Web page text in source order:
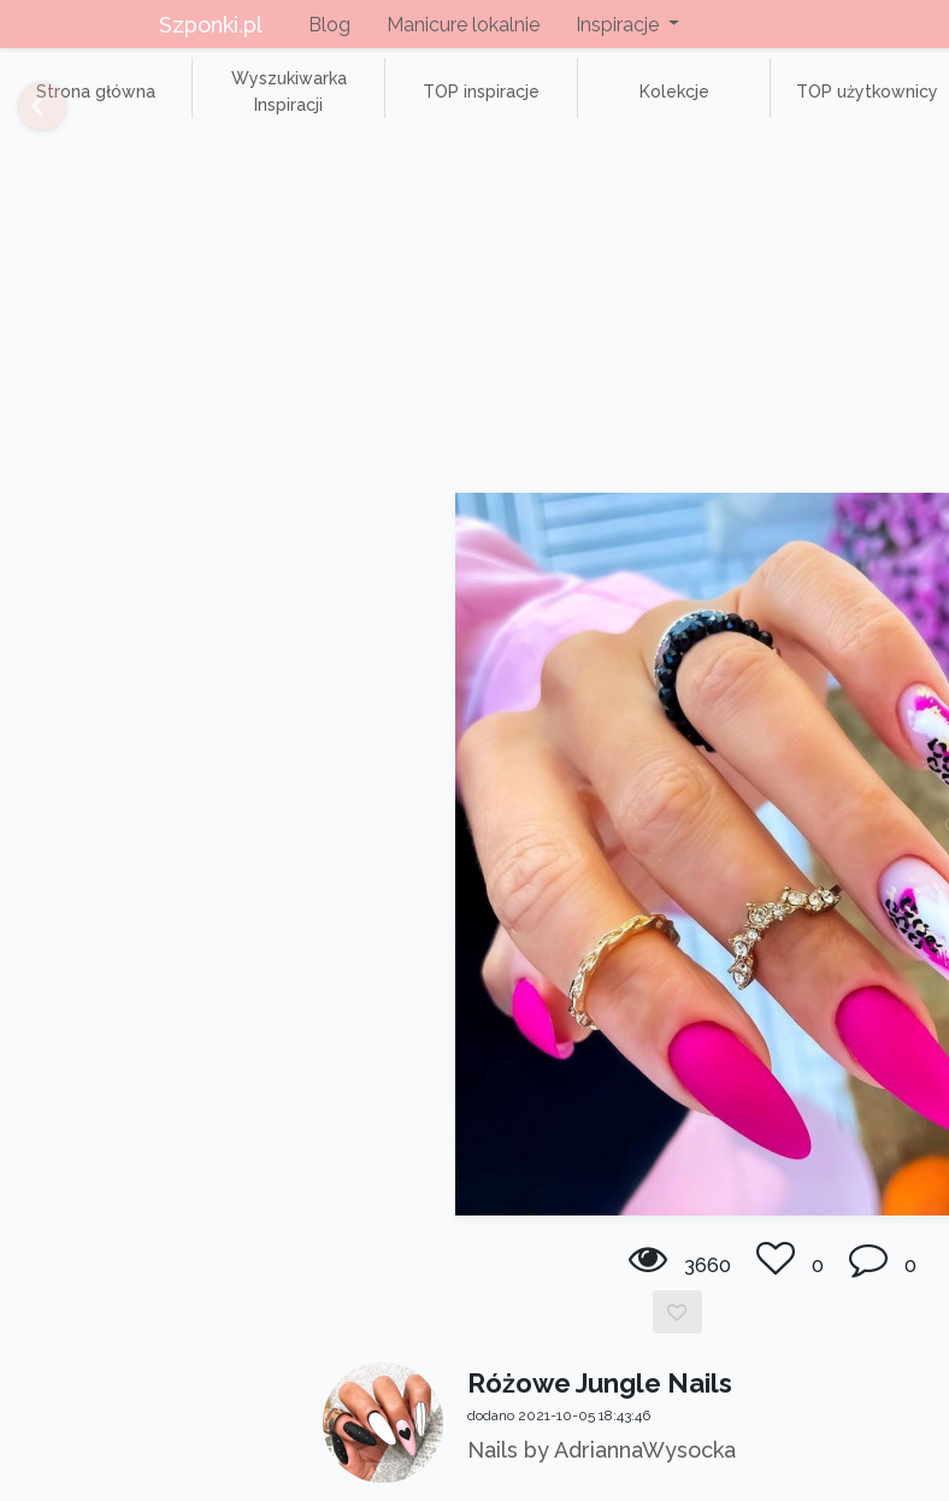
Szponki.pl Blog Manicure lokalnie Inspiracje
Strona główna
Wyszukiwarka
Inspiracji
TOP inspiracje Kolekcje TOP użytkownicy
3660 0 0
Różowe Jungle Nails
dodano 2021-10-05 18:43:46
Nails by AdriannaWysocka